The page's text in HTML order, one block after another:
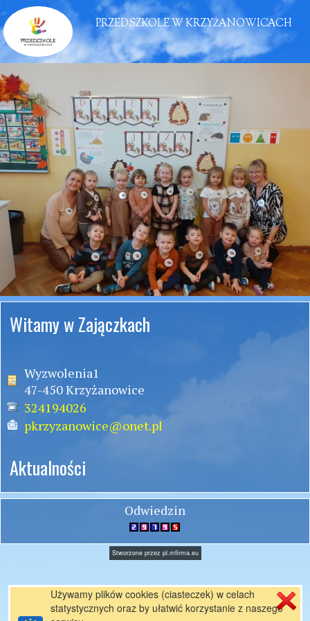
PRZEDSZKOLE W KRZYŻANOWICACH
Witamy w Zajączkach
Wyzwolenia1
47-450 Krzyżanowice
324194026
pkrzyzanowice@onet.pl
Aktualności
Odwiedzin
Stworzone przez pl.mfirma.eu
Używamy plików cookies (ciasteczek) w celach
statystycznych oraz by ułatwić korzystanie z naszego